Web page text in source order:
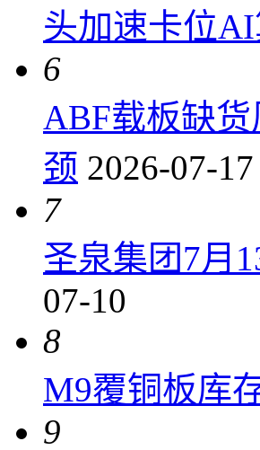
头加速卡位
6
ABF载板缺
颈 2026-07-17
7
圣泉集团7月
07-10
8
M9覆铜板库
9